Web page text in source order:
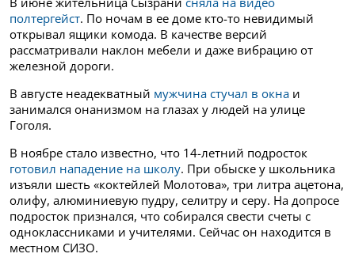
полтергейст. По ночам в ее доме кто-то невидимый
открывал ящики комода. В качестве версий
рассматривали наклон мебели и даже вибрацию от
железной дороги.
В августе неадекватный мужчина стучал в окна и
занимался онанизмом на глазах у людей на улице
Гоголя.
В ноябре стало известно, что 14-летний подросток
готовил нападение на школу. При обыске у школьника
изъяли шесть «коктейлей Молотова», три литра ацетона,
олифу, алюминиевую пудру, селитру и серу. На допросе
подросток признался, что собирался свести счеты с
одноклассниками и учителями. Сейчас он находится в
местном СИЗО.